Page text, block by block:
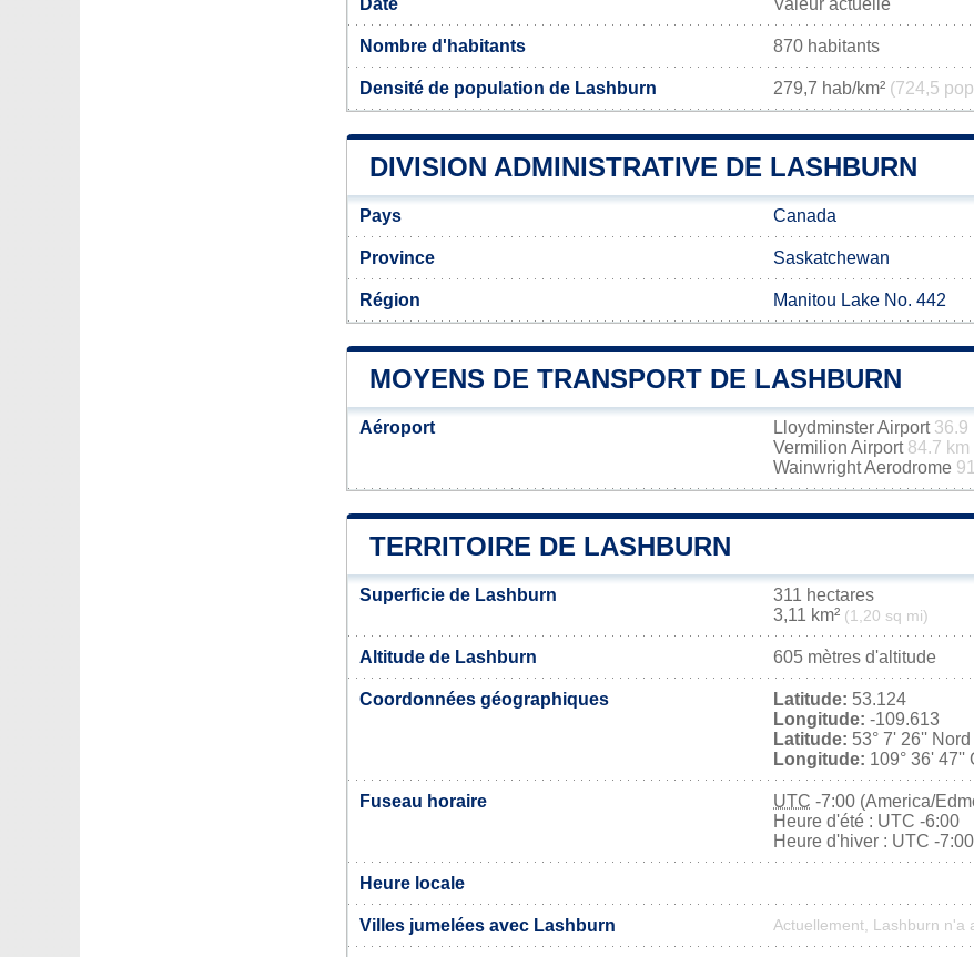
Date Valeur actuelle
Nombre d'habitants 870 habitants
Densité de population de Lashburn 279,7 hab/km² (724,5
DIVISION ADMINISTRATIVE DE LASHBURN
Pays Canada
Province Saskatchewan
Région Manitou Lake No. 442
MOYENS DE TRANSPORT DE LASHBURN
Aéroport Lloydminster Airport 36.9
Vermilion Airport 84.7 km
Wainwright Aerodrome
TERRITOIRE DE LASHBURN
Superficie de Lashburn
311 hectares
3,11 km² (1,20 sq mi)
Altitude de Lashburn 605 mètres d'altitude
Coordonnées géographiques Latitude: 53.124
Longitude: -109.613
Latitude: 53° 7' 26'' Nord
Longitude: 109° 36' 47''
Fuseau horaire UTC -7:00 (America/
Heure d'été : UTC -6:00
Heure d'hiver : UTC -7:00
Heure locale
Villes jumelées avec Lashburn Actuellement, Lashburn n'a